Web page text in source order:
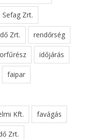
Sefag Zrt.
Zrt. rendőrség
időjárás
faipar
Kft. favágás
Zrt.